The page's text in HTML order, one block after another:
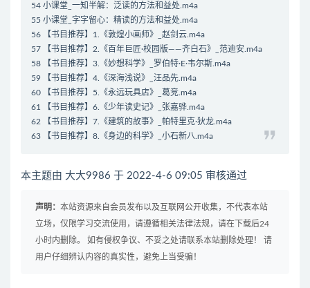
54 小课堂_一知半解：泛读的方法和益处.m4a
55 小课堂_字字留心：精读的方法和益处.m4a
56 【书目推荐】1.《敦煌小画师》_赵剑云.m4a
57 【书目推荐】2.《百年巨匠·校园版——齐白石》_范迪安.m4a
58 【书目推荐】3.《妙想科学》_罗伯特·E·韦尔斯.m4a
59 【书目推荐】4.《深海浅说》_汪品先.m4a
60 【书目推荐】5.《永远玩具店》_葛竞.m4a
61 【书目推荐】6.《少年读史记》_张嘉骅.m4a
62 【书目推荐】7.《建筑的故事》_帕特里克·狄龙.m4a
63 【书目推荐】8.《身边的科学》_小石新八.m4a
本主题由 大大9986 于 2022-4-6 09:05 审核通过
声明： 本站资源来自会员发布以及互联网公开收集，不代表本站
立场，仅限学习交流使用，请遵循相关法律法规，请在下载后24
小时内删除。 如有侵权争议、不妥之处请联系本站删除处理！ 请
用户仔细辨认内容的真实性，避免上当受骗！